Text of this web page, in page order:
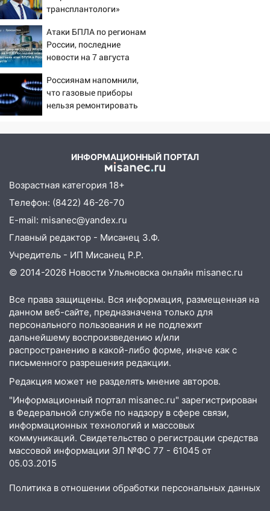
трансплантологи»
пациентов
Атаки БПЛА по регионам
России, последние
новости на 7 августа
на склады Wildberries,
состояние пострадавших
Россиянам напомнили,
что газовые приборы
нельзя ремонтировать
ИНФОРМАЦИОННЫЙ ПОРТАЛ
Возрастная категория 18+
Телефон: (8422) 46-26-70
E-mail: misanec@yandex.ru
Главный редактор - Мисанец З.Ф.
Учредитель - ИП Мисанец Р.Р.
© 2014-2026 Новости Ульяновска онлайн misanec.ru
Все права защищены. Вся информация, размещенная на
данном веб-сайте, предназначена только для
персонального пользования и не подлежит
дальнейшему воспроизведению и/или
распространению в какой-либо форме, иначе как с
письменного разрешения редакции.
Редакция может не разделять мнение авторов.
"Информационный портал misanec.ru" зарегистрирован
в Федеральной службе по надзору в сфере связи,
информационных технологий и массовых
коммуникаций. Свидетельство о регистрации средства
массовой информации ЭЛ №ФС 77 - 61045 от
05.03.2015
Политика в отношении обработки персональных данных